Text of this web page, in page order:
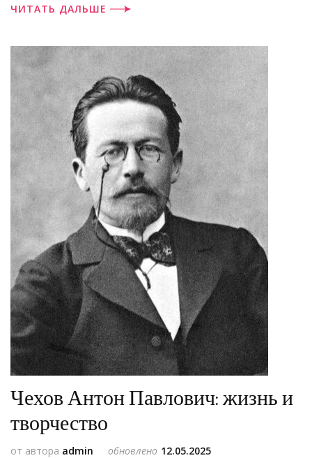
ЧИТАТЬ ДАЛЬШЕ
Чехов Антон Павлович: жизнь и
творчество
от автора admin обновлено 12.05.2025